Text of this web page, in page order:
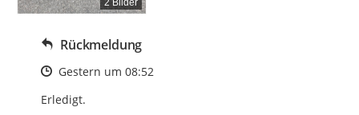
2 Bilder
Rückmeldung
Zeitpunkt des Erstellens
Gestern um 08:52
Erledigt.